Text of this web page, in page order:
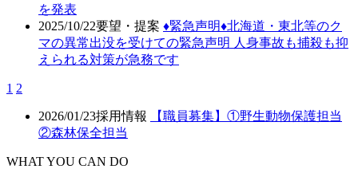
を発表
2025/10/22要望・提案 ♦️緊急声明♦️北海道・東北等のク
マの異常出没を受けての緊急声明 人身事故も捕殺も抑
えられる対策が急務です
1 2
2026/01/23採用情報
【職員募集】①野生動物保護担当
②森林保全担当
WHAT YOU CAN DO